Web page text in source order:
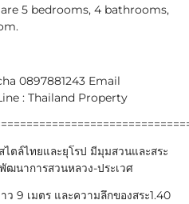
5 bedrooms, 4 bathrooms,
0897881243 Email
: Thailand Property
ตล์ไทยและยุโรป มีมุมสวนและสระ
ฒนาการสวนหลวง-ประเวศ
ว 9 เมตร และความลึกของสระ1.40